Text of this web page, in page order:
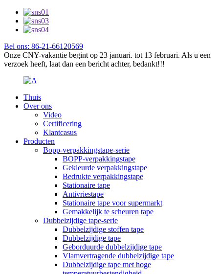
Bel ons: 86-21-66120569
Onze CNY-vakantie begint op 23 januari. tot 13 februari. Als u een
verzoek heeft, laat dan een bericht achter, bedankt!!!
Thuis
Over ons
Video
Certificering
Klantcasus
Producten
Bopp-verpakkingstape-serie
BOPP-verpakkingstape
Gekleurde verpakkingstape
Bedrukte verpakkingstape
Stationaire tape
Antivriestape
Stationaire tape voor supermarkt
Gemakkelijk te scheuren tape
Dubbelzijdige tape-serie
Dubbelzijdige stoffen tape
Dubbelzijdige tape
Geborduurde dubbelzijdige tape
Vlamvertragende dubbelzijdige tape
Dubbelzijdige tape met hoge